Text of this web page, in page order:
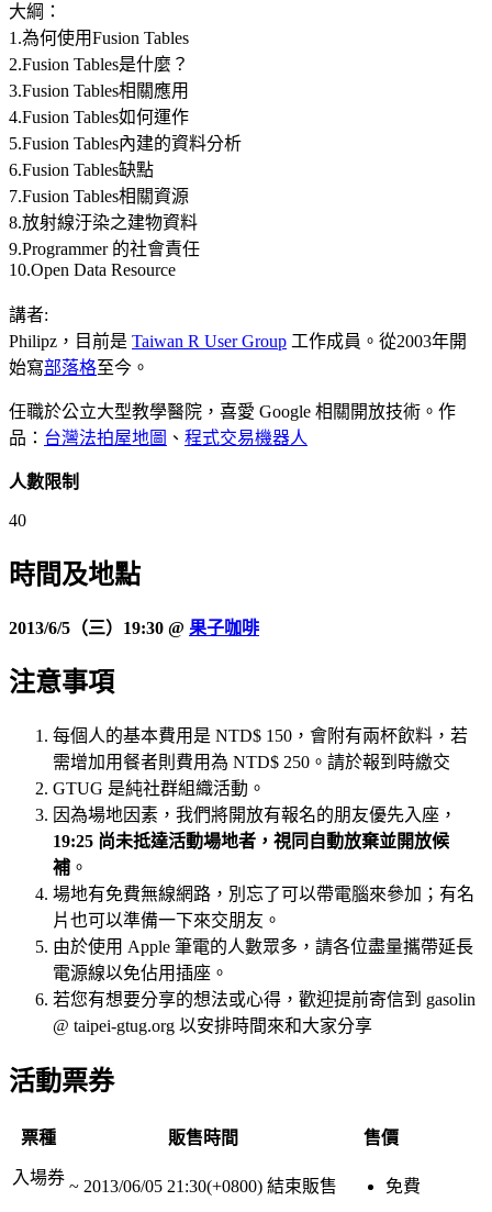
大綱：
1.為何使用Fusion Tables
2.Fusion Tables是什麼？
3.Fusion Tables相關應用
4.Fusion Tables如何運作
5.Fusion Tables內建的資料分析
6.Fusion Tables缺點
7.Fusion Tables相關資源
8.放射線汙染之建物資料
9.Programmer 的社會責任
10.Open Data Resource
講者:
Philipz，目前是 Taiwan R User Group 工作成員。從2003年開
始寫部落格至今。
任職於公立大型教學醫院，喜愛 Google 相關開放技術。作
品： 台灣法拍屋地圖 、 程式交易機器人
人數限制
40
時間及地點
2013/6/5（三）19:30 @ 果子咖啡
注意事項
每個人的基本費用是 NTD$ 150，會附有兩杯飲料，若
需增加用餐者則費用為 NTD$ 250。請於報到時繳交
GTUG 是純社群組織活動。
因為場地因素，我們將開放有報名的朋友優先入座，
19:25 尚未抵達活動場地者，視同自動放棄並開放候
補 。
場地有免費無線網路，別忘了可以帶電腦來參加；有名
片也可以準備一下來交朋友。
由於使用 Apple 筆電的人數眾多，請各位盡量攜帶延長
電源線以免佔用插座。
若您有想要分享的想法或心得，歡迎提前寄信到 gasolin
@ taipei-gtug.org 以安排時間來和大家分享
活動票券
票種 販售時間 售價
入場券 ~ 2013/06/05 21:30(+0800) 結束販售 免費